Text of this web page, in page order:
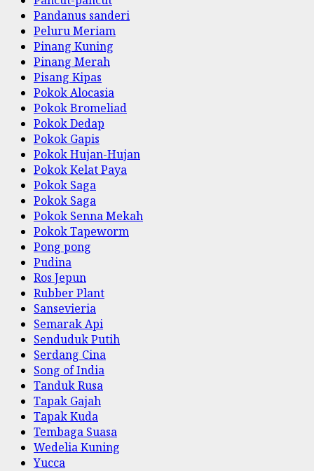
Pandanus sanderi
Peluru Meriam
Pinang Kuning
Pinang Merah
Pisang Kipas
Pokok Alocasia
Pokok Bromeliad
Pokok Dedap
Pokok Gapis
Pokok Hujan-Hujan
Pokok Kelat Paya
Pokok Saga
Pokok Saga
Pokok Senna Mekah
Pokok Tapeworm
Pong pong
Pudina
Ros Jepun
Rubber Plant
Sansevieria
Semarak Api
Senduduk Putih
Serdang Cina
Song of India
Tanduk Rusa
Tapak Gajah
Tapak Kuda
Tembaga Suasa
Wedelia Kuning
Yucca